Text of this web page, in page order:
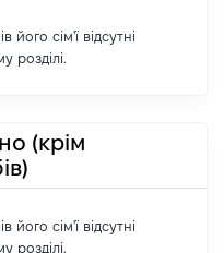
його сім'ї відсутні
розділі.
(крім
його сім'ї відсутні
розділі.